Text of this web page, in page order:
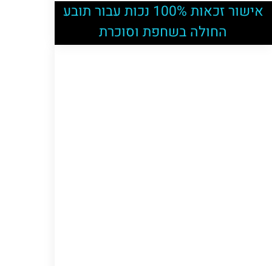
אישור זכאות 100% נכות עבור תובע
החולה בשחפת וסוכרת